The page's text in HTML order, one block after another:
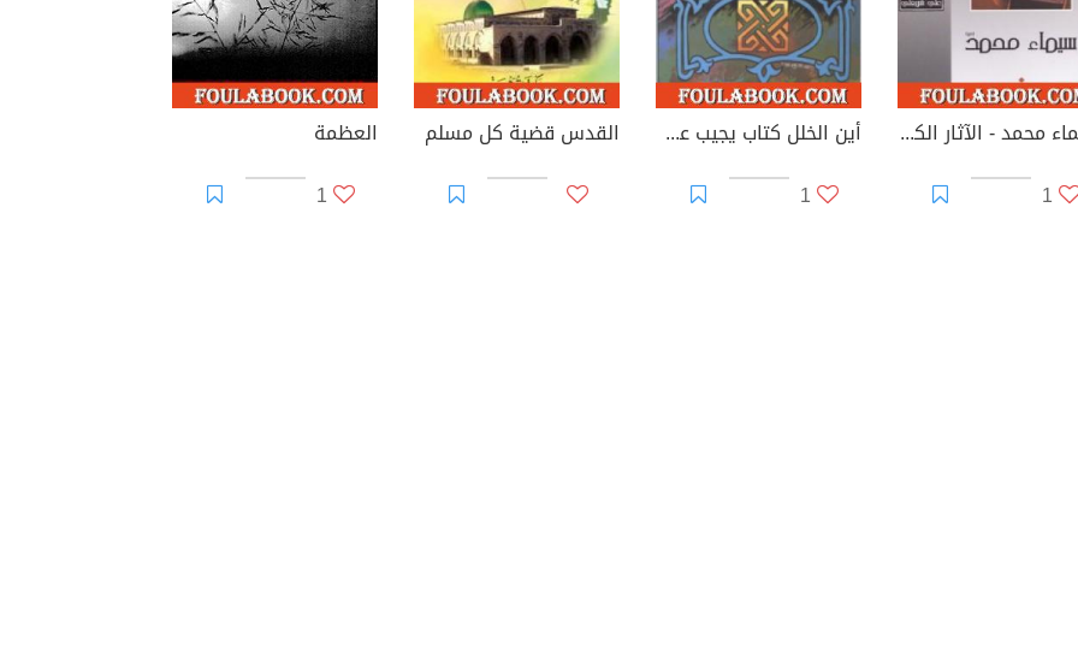
سيماء محمد - الآثار الكاملة
1
أين الخلل كتاب يجيب عن سؤال عمره 200 عام
1
القدس قضية كل مسلم
العظمة
1